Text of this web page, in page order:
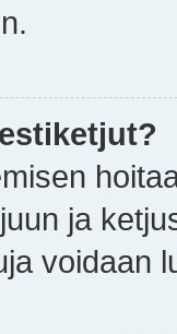
ja
voidaan